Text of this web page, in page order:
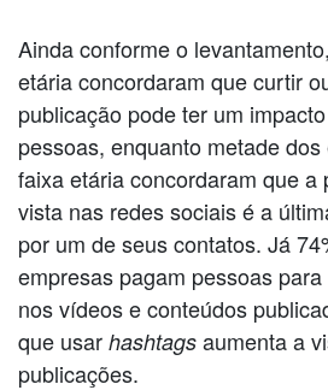
Ainda conforme o
etária concordaram que curtir
publicação pode ter um
pessoas, enquanto metade
faixa etária concordaram que a
vista nas redes sociais é a
por um de seus contatos. Já
empresas pagam pessoas
nos vídeos e conteúdos
que usar hashtags aumenta a
publicações.